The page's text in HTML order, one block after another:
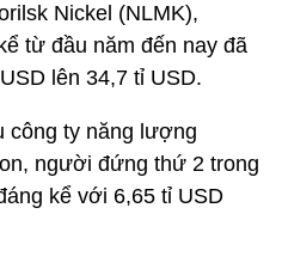
Nickel (NLMK),
từ đầu năm đến nay đã
lên 34,7 tỉ USD.
công ty năng lượng
người đứng thứ 2 trong
kể với 6,65 tỉ USD